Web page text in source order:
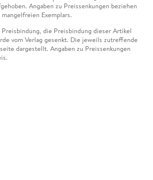
Angaben zu Preissenkungen beziehen
Exemplars.
die Preisbindung dieser Artikel
vom Verlag gesenkt. Die jeweils zutreffende
dargestellt. Angaben zu Preissenkungen